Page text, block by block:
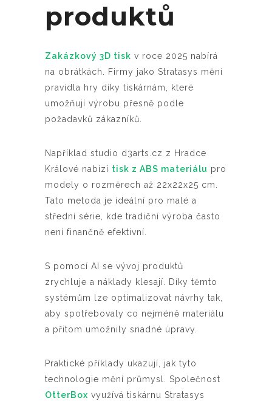
produktů
Zakázkový 3D tisk v roce 2025 nabírá
na obrátkách. Firmy jako Stratasys mění
pravidla hry díky tiskárnám, které
umožňují výrobu přesně podle
požadavků zákazníků.
Například studio d3arts.cz z Hradce
Králové nabízí tisk z ABS materiálu pro
modely o rozměrech až 22x22x25 cm.
Tato metoda je ideální pro malé a
střední série, kde tradiční výroba často
není finančně efektivní.
S pomocí AI se vývoj produktů
zrychluje a náklady klesají. Díky těmto
systémům lze optimalizovat návrhy tak,
aby spotřebovaly co nejméně materiálu
a přitom umožnily snadné úpravy.
Praktické příklady ukazují, jak tyto
technologie mění průmysl. Společnost
OtterBox využívá tiskárnu Stratasys